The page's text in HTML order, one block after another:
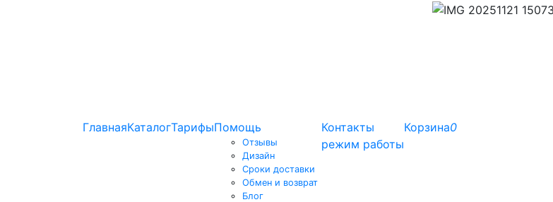
ГлавнаяКаталогТарифыПомощь
Отзывы
Дизайн
Сроки доставки
Обмен и возврат
Блог
Контакты
режим работы
Корзина0